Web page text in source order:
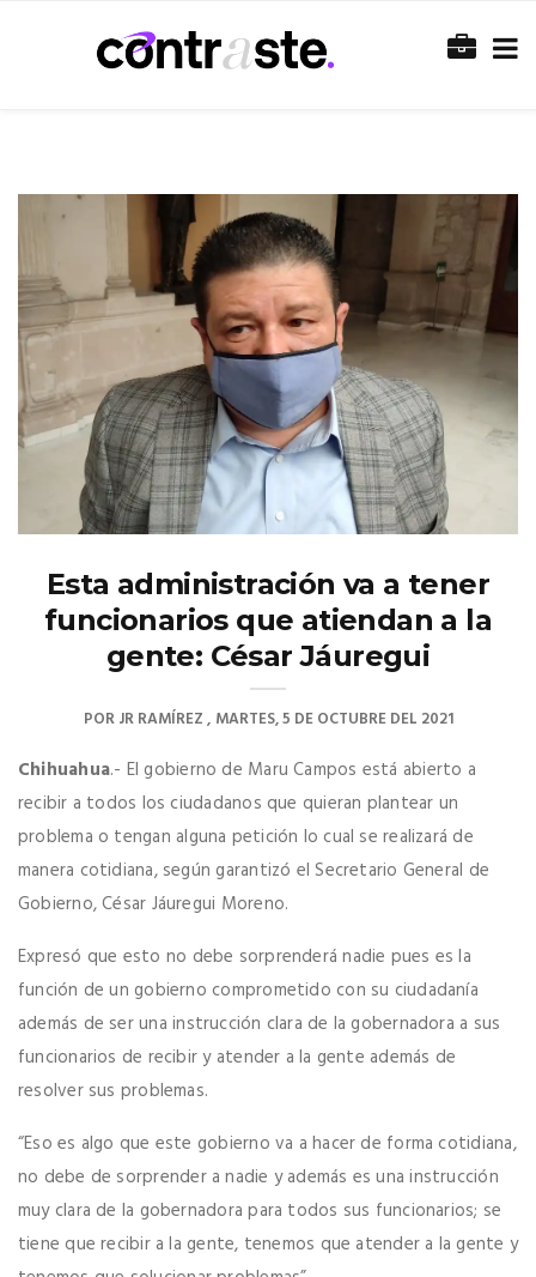
Esta administración va a tener
funcionarios que atiendan a la
gente: César Jáuregui
PORJR RAMÍREZ MARTES, 5 DE OCTUBRE DEL 2021
Chihuahua.- El gobierno de Maru Campos está abierto a
recibir a todos los ciudadanos que quieran plantear un
problema o tengan alguna petición lo cual se realizará de
manera cotidiana, según garantizó el Secretario General de
Gobierno, César Jáuregui Moreno.
Expresó que esto no debe sorprenderá nadie pues es la
función de un gobierno comprometido con su ciudadanía
además de ser una instrucción clara de la gobernadora a sus
funcionarios de recibir y atender a la gente además de
resolver sus problemas.
“Eso es algo que este gobierno va a hacer de forma cotidiana,
no debe de sorprender a nadie y además es una instrucción
muy clara de la gobernadora para todos sus funcionarios; se
tiene que recibir a la gente, tenemos que atender a la gente y